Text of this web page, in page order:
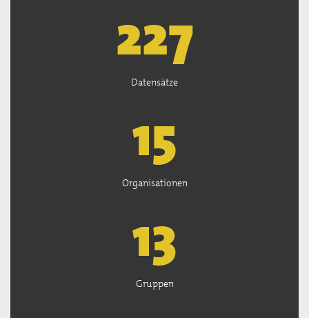
227
Datensätze
15
Organisationen
13
Gruppen